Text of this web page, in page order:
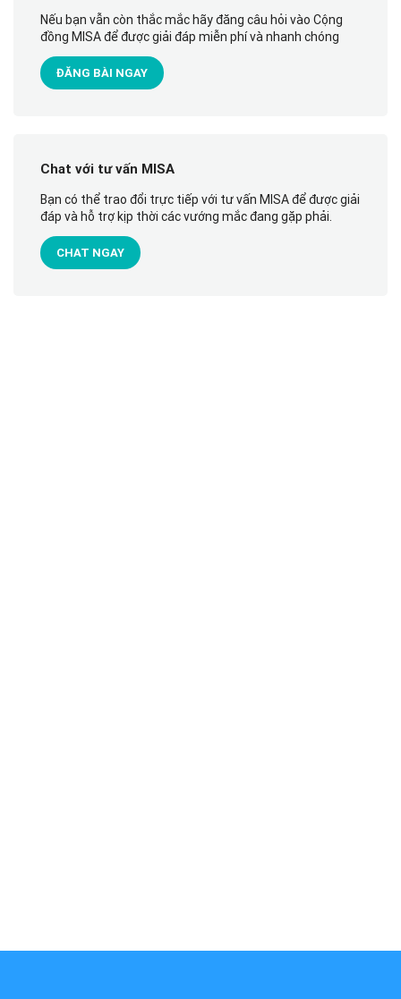
Nếu bạn vẫn còn thắc mắc hãy đăng câu hỏi vào Cộng
đồng MISA để được giải đáp miễn phí và nhanh chóng
ĐĂNG BÀI NGAY
Chat với tư vấn MISA
Bạn có thể trao đổi trực tiếp với tư vấn MISA để được giải
đáp và hỗ trợ kịp thời các vướng mắc đang gặp phải.
CHAT NGAY